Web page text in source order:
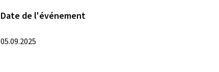
Date de l'événement
05.09.2025